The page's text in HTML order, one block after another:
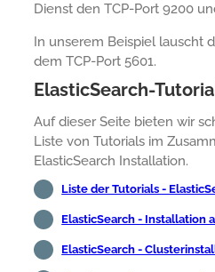
Dienst den TCP-Port 9200
In unserem Beispiel lauscht
dem TCP-Port 5601.
ElasticSearch-
Auf dieser Seite bieten wir
Liste von Tutorials im
ElasticSearch Installation.
Liste der Tutorials -
ElasticSearch - Installation
ElasticSearch -